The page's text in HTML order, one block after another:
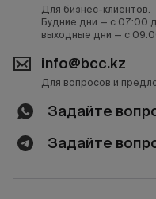
Для бизнес-клиентов.
Будние дни — с 07:00
выходные дни — с
info@bcc.kz
Для вопросов и
Задайте
Задайте